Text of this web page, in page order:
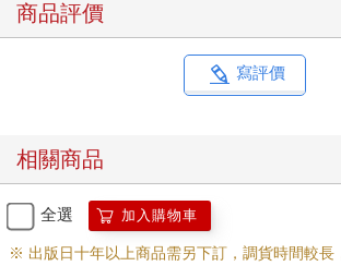
商品評價
寫評價
相關商品
全選 加入購物車
※ 出版日十年以上商品需另下訂，調貨時間較長